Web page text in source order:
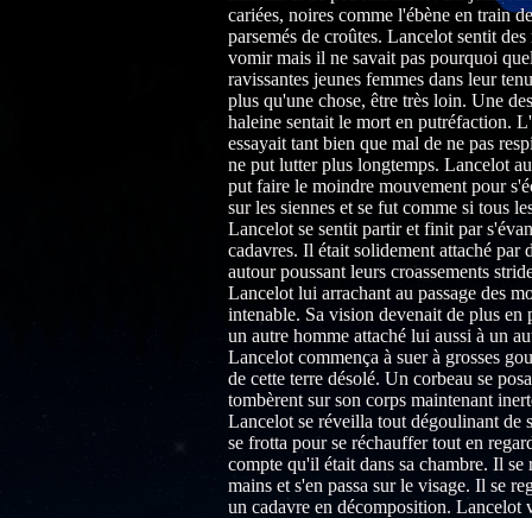
cariées, noires comme l'ébène en train
parsemés de croûtes. Lancelot sentit
vomir mais il ne savait pas pourquoi
ravissantes jeunes femmes dans leur
plus qu'une chose, être très loin. Une
haleine sentait le mort en putréfaction.
essayait tant bien que mal de ne pas
ne put lutter plus longtemps. Lancelot
put faire le moindre mouvement pour
sur les siennes et se fut comme si tous
Lancelot se sentit partir et finit par
cadavres. Il était solidement attaché par
autour poussant leurs croassements
Lancelot lui arrachant au passage des
intenable. Sa vision devenait de plus
un autre homme attaché lui aussi à un
Lancelot commença à suer à grosses
de cette terre désolé. Un corbeau se
tombèrent sur son corps maintenant
Lancelot se réveilla tout dégoulinant
se frotta pour se réchauffer tout en
compte qu'il était dans sa chambre. Il
mains et s'en passa sur le visage. Il se
un cadavre en décomposition. Lancelot